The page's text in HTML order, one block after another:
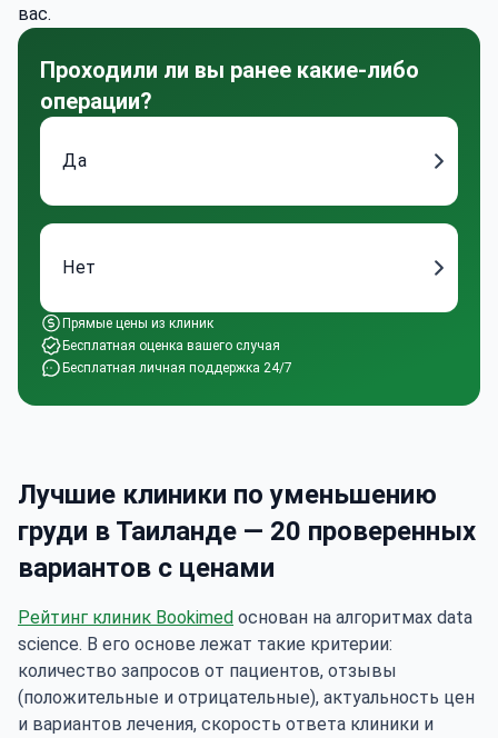
вас.
Проходили ли вы ранее какие-либо
операции?
Да
Нет
Прямые цены из клиник
Бесплатная оценка вашего случая
Бесплатная личная поддержка 24/7
Лучшие клиники по уменьшению
груди в Таиланде — 20 проверенных
вариантов с ценами
Рейтинг клиник Bookimed основан на алгоритмах data
science. В его основе лежат такие критерии:
количество запросов от пациентов, отзывы
(положительные и отрицательные), актуальность цен
и вариантов лечения, скорость ответа клиники и